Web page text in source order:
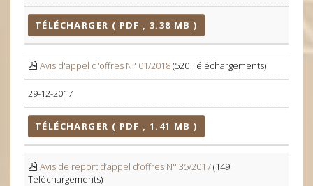
TÉLÉCHARGER ( PDF , 3.38 MB )
Avis d'appel d'offres N° 01/2018(520 Téléchargements)
29-12-2017
TÉLÉCHARGER ( PDF , 1.41 MB )
Avis de report d’appel d’offres N° 35/2017(149
Téléchargements)